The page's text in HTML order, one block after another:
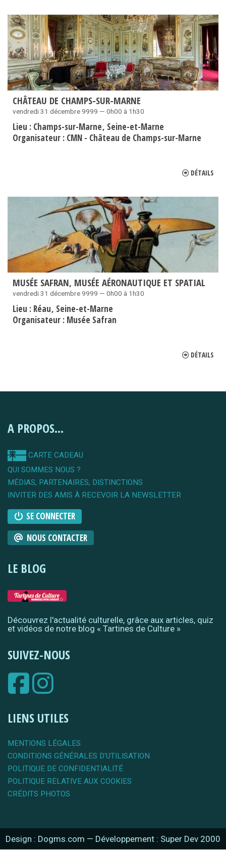
CHÂTEAU DE CHAMPS-SUR-MARNE
vendredi 31 décembre 9999 — 0h00 à 1h30
Lieu : Champs-sur-Marne Seine-et-Marne
Organisateur : CMN - Château de Champs-sur-Marne
DÉTAILS
MUSÉE SAFRAN, MUSÉE AÉRONAUTIQUE ET SPATIAL
vendredi 31 décembre 9999 — 0h00 à 1h30
Lieu : Réau Seine-et-Marne
Organisateur : Musée Safran
DÉTAILS
A PROPOS...
CARTE CADEAU
QUI SOMMES NOUS ?
MÉDIAS, PARTENAIRES, DISTINCTIONS
INVITER DES AMIS À RECEVOIR LA NEWSLETTER
SE CONNECTER
NOUS CONTACTER
LE BLOG
Découvrez l'actualité culturelle, grâce aux articles, quiz
et vidéos de notre blog « Tartines de Culture »
SUIVEZ-NOUS
LIENS UTILES
MENTIONS LÉGALES
CONDITIONS GÉNÉRALES D'UTILISATION
POLITIQUE DE CONFIDENTIALITÉ
POLITIQUE RELATIVE AUX COOKIES
CRÉDITS PHOTOS
Design : Dogms.com — Développement : Super Dev 2000